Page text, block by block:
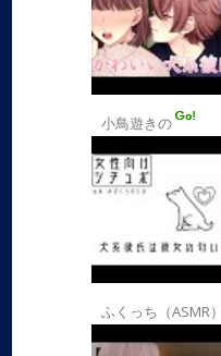
小鳥遊きの
ふくっち（ASMR